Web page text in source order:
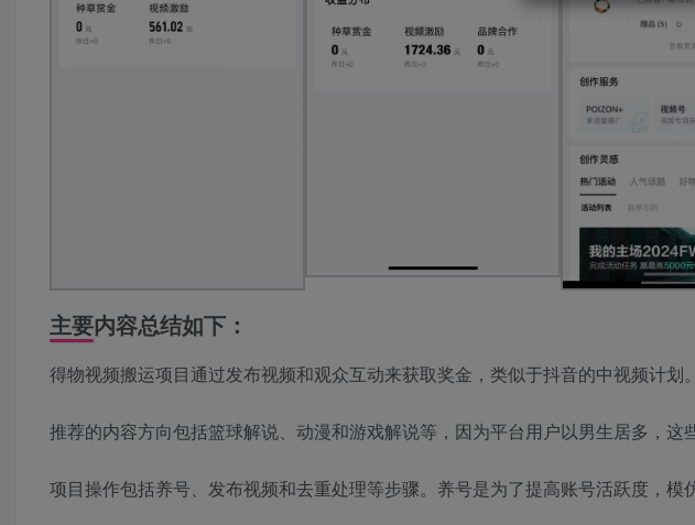
主要内容总结如下：
得物视频搬运项目通过发布视频和观众互动来获取奖金，类似于抖音的中视频计划。
推荐的内容方向包括篮球解说、动漫和游戏解说等，因为平台用户以男生居多，这
项目操作包括养号、发布视频和去重处理等步骤。养号是为了提高账号活跃度，模